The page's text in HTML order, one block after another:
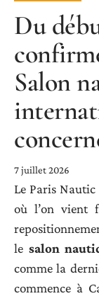
Du
Salon
7 juillet 2026
Le Paris
où l’on vient
le salon
comme la
commence à